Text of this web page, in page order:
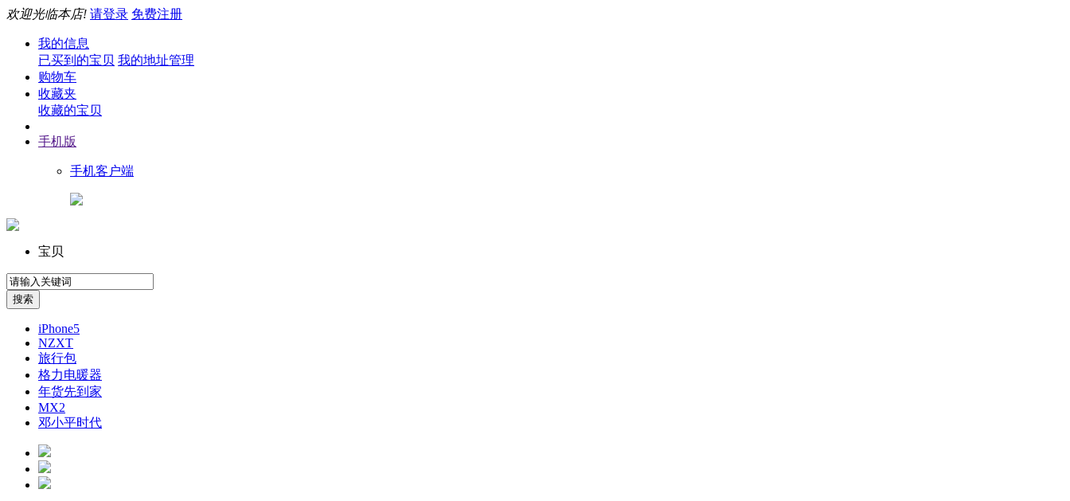
欢迎光临本店! 请登录 免费注册
我的信息
已买到的宝贝 我的地址管理
购物车
收藏夹
收藏的宝贝
手机版
手机客户端
宝贝
iPhone5
NZXT
旅行包
格力电暖器
年货先到家
MX2
邓小平时代